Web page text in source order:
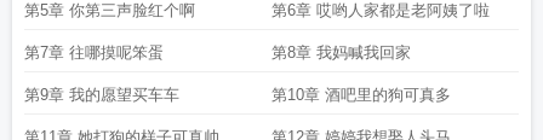
钱一元变一万元谁还做舔狗啊 一元变一万谁还做舔狗啊短剧
第5章 你第三声脸红个啊 第6章 哎哟人家都是老阿姨了啦
第7章 往哪摸呢笨蛋 第8章 我妈喊我回家
第9章 我的愿望买车车 第10章 酒吧里的狗可真多